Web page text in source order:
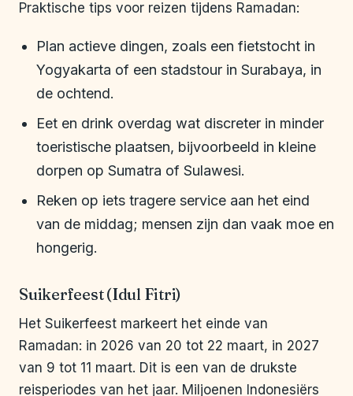
Praktische tips voor reizen tijdens Ramadan:
Plan actieve dingen, zoals een fietstocht in
Yogyakarta of een stadstour in Surabaya, in
de ochtend.
Eet en drink overdag wat discreter in minder
toeristische plaatsen, bijvoorbeeld in kleine
dorpen op Sumatra of Sulawesi.
Reken op iets tragere service aan het eind
van de middag; mensen zijn dan vaak moe en
hongerig.
Suikerfeest (Idul Fitri)
Het Suikerfeest markeert het einde van
Ramadan: in 2026 van 20 tot 22 maart, in 2027
van 9 tot 11 maart. Dit is een van de drukste
reisperiodes van het jaar. Miljoenen Indonesiërs